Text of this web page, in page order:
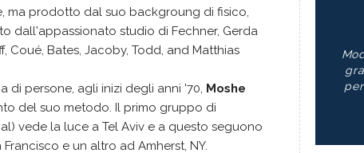
ma prodotto dal suo backgroung di fisico,
dall'appassionato studio di Fechner, Gerda
Coué, Bates, Jacoby, Todd, and Matthias
di persone, agli inizi degli anni '70, Moshe
del suo metodo. Il primo gruppo di
vede la luce a Tel Aviv e a questo seguono
e un altro ad Amherst, NY.